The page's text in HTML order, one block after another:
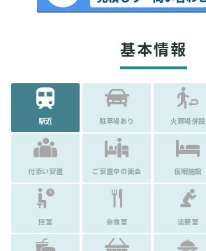
基本情報
駅近 駐車場あり 火葬場併設
付添い安置 ご安置中の面会 仮眠施設
控室 会食室 法要室